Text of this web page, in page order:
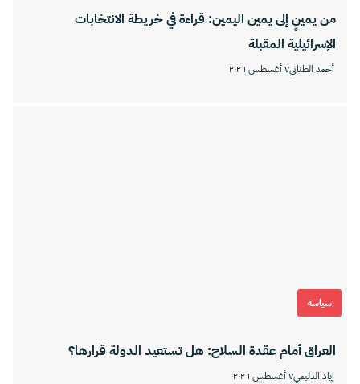
من يمينٍ إلى يمين اليمين: قراءة في خريطة الانتخابات
الإسرائيلية المقبلة
أحمد الطناني٧ أغسطس ٢٠٢٦
سياسة
العراق أمام عقدة السلاح: هل تستعيد الدولة قرارها؟
إياد الدليمي٧ أغسطس ٢٠٢٦